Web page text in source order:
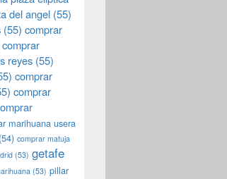
del angel (55)
(55) comprar
comprar
reyes (55)
comprar
comprar
marihuana usera
(54) comprar matuja
(53) getafe
(53) pillar